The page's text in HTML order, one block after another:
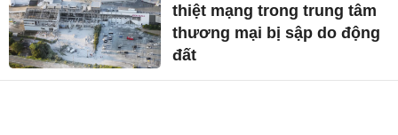
thiệt mạng trong trung tâm
thương mại bị sập do động
đất